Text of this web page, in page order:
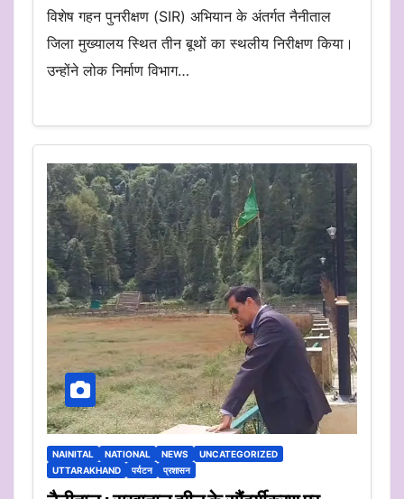
विशेष गहन पुनरीक्षण (SIR) अभियान के अंतर्गत नैनीताल
जिला मुख्यालय स्थित तीन बूथों का स्थलीय निरीक्षण किया।
उन्होंने लोक निर्माण विभाग…
NAINITAL NATIONAL NEWS
UNCATEGORIZED
UTTARAKHAND
पर्यटन प्रशासन